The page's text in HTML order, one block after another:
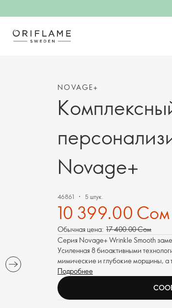
NOVAGE+
Novage+
46861 5 штук.
10 399.00 Сом
Обычная цена: 17 400.00 Сом
Серия Novage+ Wrinkle Smooth
Усиленная 8 биоактивными
мимические и глубокие морщины, а
чему кожа выглядит более молодой
Подробнее